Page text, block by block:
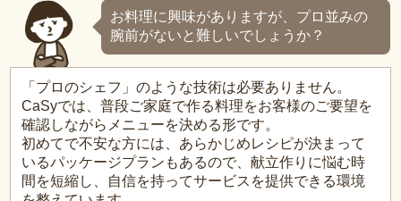
お料理に興味がありますが、プロ並みの
腕前がないと難しいでしょうか？
「プロのシェフ」のような技術は必要ありません。
CaSyでは、普段ご家庭で作る料理をお客様のご要望を
確認しながらメニューを決める形です。
初めてで不安な方には、あらかじめレシピが決まって
いるパッケージプランもあるので、献立作りに悩む時
間を短縮し、自信を持ってサービスを提供できる環境